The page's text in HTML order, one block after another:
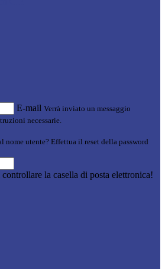
E-mail Verrà inviato un messaggio
necessarie.
nome utente? Effettua il reset della password
la casella di posta elettronica!